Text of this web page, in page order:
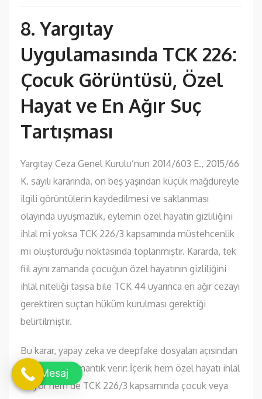
8. Yargıtay
Uygulamasında TCK 226:
Çocuk Görüntüsü, Özel
Hayat ve En Ağır Suç
Tartışması
Yargıtay Ceza Genel Kurulu’nun 2014/603 E., 2015/66
K. sayılı kararında, on beş yaşından küçük mağdureyle
ilgili görüntülerin kaydedilmesi ve saklanması
olayında uyuşmazlık, eylemin özel hayatın gizliliğini
ihlal mi yoksa TCK 226/3 kapsamında müstehcenlik
mi oluşturduğu noktasında toplanmıştır. Kararda, tek
fiil aynı zamanda çocuğun özel hayatının gizliliğini
ihlal niteliği taşısa bile TCK 44 uyarınca en ağır cezayı
gerektiren suçtan hüküm kurulması gerektiği
belirtilmiştir.
Bu karar, yapay zeka ve deepfake dosyaları açısından
da önemli bir mantık verir: İçerik hem özel hayatı ihlal
ediyor hem de TCK 226/3 kapsamında çocuk veya
Mesaj